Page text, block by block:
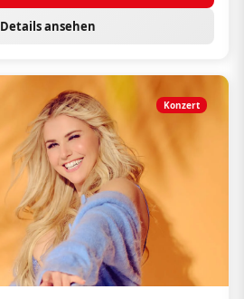
Details ansehen
Konzert